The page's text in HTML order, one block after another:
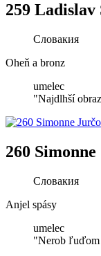
259 Ladislav
Словакия
Oheň a bronz
umelec
"Najdlhší
260
Словакия
Anjel spásy
umelec
"Nerob ľuďom